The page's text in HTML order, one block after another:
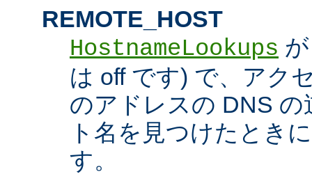
REMOTE_HOST
HostnameLookups
は off です) で、アク
のアドレスの DNS
ト名を見つけたとき
す。